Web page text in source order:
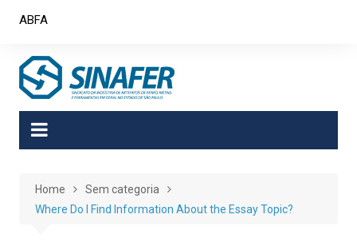
ABFA
Home
Sem categoria
Where Do I Find Information About the Essay Topic?